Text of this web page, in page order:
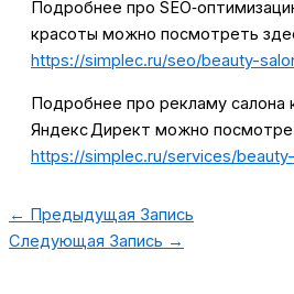
Подробнее про
красоты можно посмотреть
https://simplec.ru/seo/beauty-
Подробнее про рекламу салона
Яндекс Директ можно
https://simplec.ru/services/
← Предыдущая Запись
Следующая Запись →